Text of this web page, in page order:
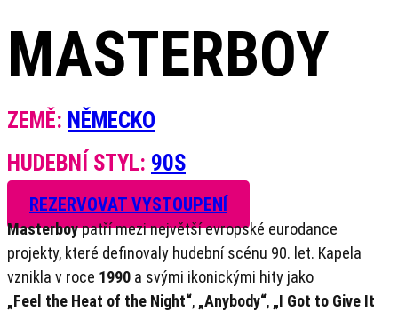
MASTERBOY
ZEMĚ: NĚMECKO
HUDEBNÍ STYL: 90S
REZERVOVAT VYSTOUPENÍ
Masterboypatří mezi největší evropské eurodance
projekty, které definovaly hudební scénu 90. let. Kapela
vznikla v roce 1990 a svými ikonickými hity jako
„Feel the Heat of the Night“, „Anybody“, „I Got to Give It